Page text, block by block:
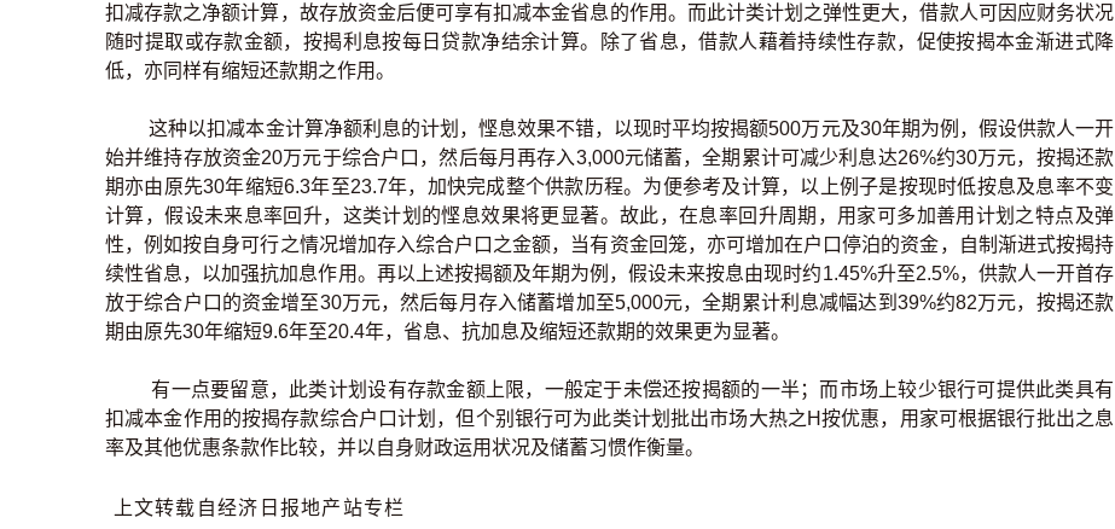
扣减存款之净额计算，故存放资金后便可享有扣减本金省息的作用。而此计类计划之弹性更大，借款人可因应财务状况
随时提取或存款金额，按揭利息按每日贷款净结余计算。除了省息，借款人藉着持续性存款，促使按揭本金渐进式降
低，亦同样有缩短还款期之作用。
这种以扣减本金计算净额利息的计划，悭息效果不错，以现时平均按揭额500万元及30年期为例，假设供款人一开
始并维持存放资金20万元于综合户口，然后每月再存入3,000元储蓄，全期累计可减少利息达26%约30万元，按揭还款
期亦由原先30年缩短6.3年至23.7年，加快完成整个供款历程。为便参考及计算，以上例子是按现时低按息及息率不变
计算，假设未来息率回升，这类计划的悭息效果将更显著。故此，在息率回升周期，用家可多加善用计划之特点及弹
性，例如按自身可行之情况增加存入综合户口之金额，当有资金回笼，亦可增加在户口停泊的资金，自制渐进式按揭持
续性省息，以加强抗加息作用。再以上述按揭额及年期为例，假设未来按息由现时约1.45%升至2.5%，供款人一开首存
放于综合户口的资金增至30万元，然后每月存入储蓄增加至5,000元，全期累计利息减幅达到39%约82万元，按揭还款
期由原先30年缩短9.6年至20.4年，省息、抗加息及缩短还款期的效果更为显著。
有一点要留意，此类计划设有存款金额上限，一般定于未偿还按揭额的一半；而市场上较少银行可提供此类具有
扣减本金作用的按揭存款综合户口计划，但个别银行可为此类计划批出市场大热之H按优惠，用家可根据银行批出之息
率及其他优惠条款作比较，并以自身财政运用状况及储蓄习惯作衡量。
上文转载自经济日报地产站专栏